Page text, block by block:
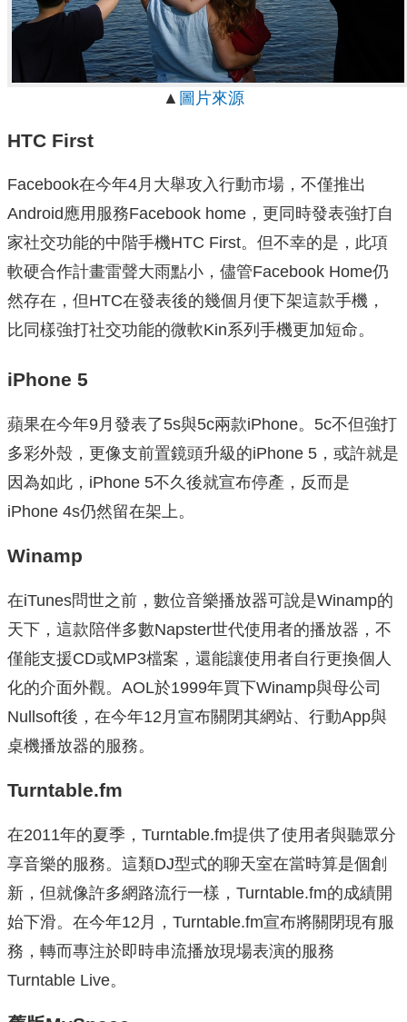
▲ 圖片來源
HTC First
Facebook在今年4月大舉攻入行動市場，不僅推出
Android應用服務Facebook home，更同時發表強打自
家社交功能的中階手機HTC First。但不幸的是，此項
軟硬合作計畫雷聲大雨點小，儘管Facebook Home仍
然存在，但HTC在發表後的幾個月便下架這款手機，
比同樣強打社交功能的微軟Kin系列手機更加短命。
iPhone 5
蘋果在今年9月發表了5s與5c兩款iPhone。5c不但強打
多彩外殼，更像支前置鏡頭升級的iPhone 5，或許就是
因為如此，iPhone 5不久後就宣布停產，反而是
iPhone 4s仍然留在架上。
Winamp
在iTunes問世之前，數位音樂播放器可說是Winamp的
天下，這款陪伴多數Napster世代使用者的播放器，不
僅能支援CD或MP3檔案，還能讓使用者自行更換個人
化的介面外觀。AOL於1999年買下Winamp與母公司
Nullsoft後，在今年12月宣布關閉其網站、行動App與
桌機播放器的服務。
Turntable.fm
在2011年的夏季，Turntable.fm提供了使用者與聽眾分
享音樂的服務。這類DJ型式的聊天室在當時算是個創
新，但就像許多網路流行一樣，Turntable.fm的成績開
始下滑。在今年12月，Turntable.fm宣布將關閉現有服
務，轉而專注於即時串流播放現場表演的服務
Turntable Live。